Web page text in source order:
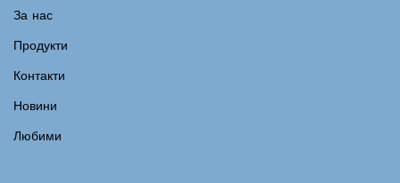
За нас
Продукти
Контакти
Новини
Любими